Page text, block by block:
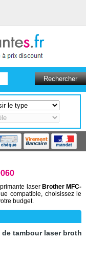
laser Brother MFC-
compatible, choisissez le
budget.
de tambour laser